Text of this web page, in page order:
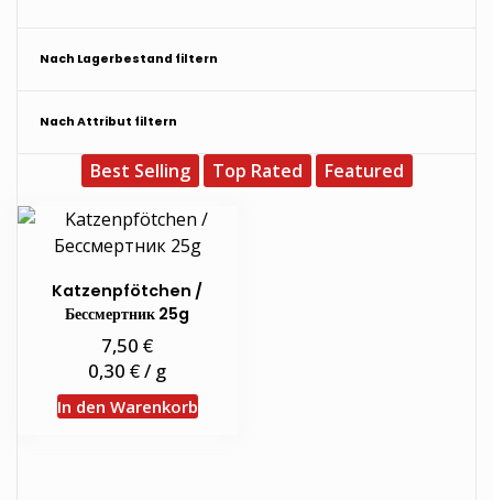
Nach Lagerbestand filtern
Nach Attribut filtern
Best Selling Top Rated Featured
Katzenpfötchen /
Бессмертник 25g
7,50€
0,30€/ g
In den Warenkorb